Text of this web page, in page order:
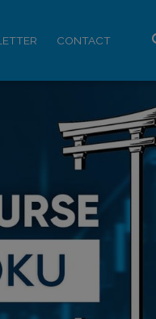
CONTACT